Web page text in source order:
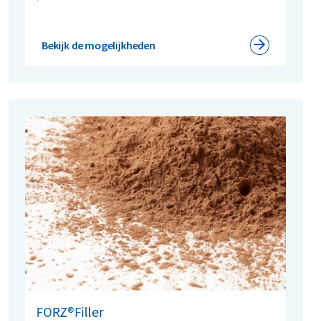
Bekijk de mogelijkheden
FORZ®Filler